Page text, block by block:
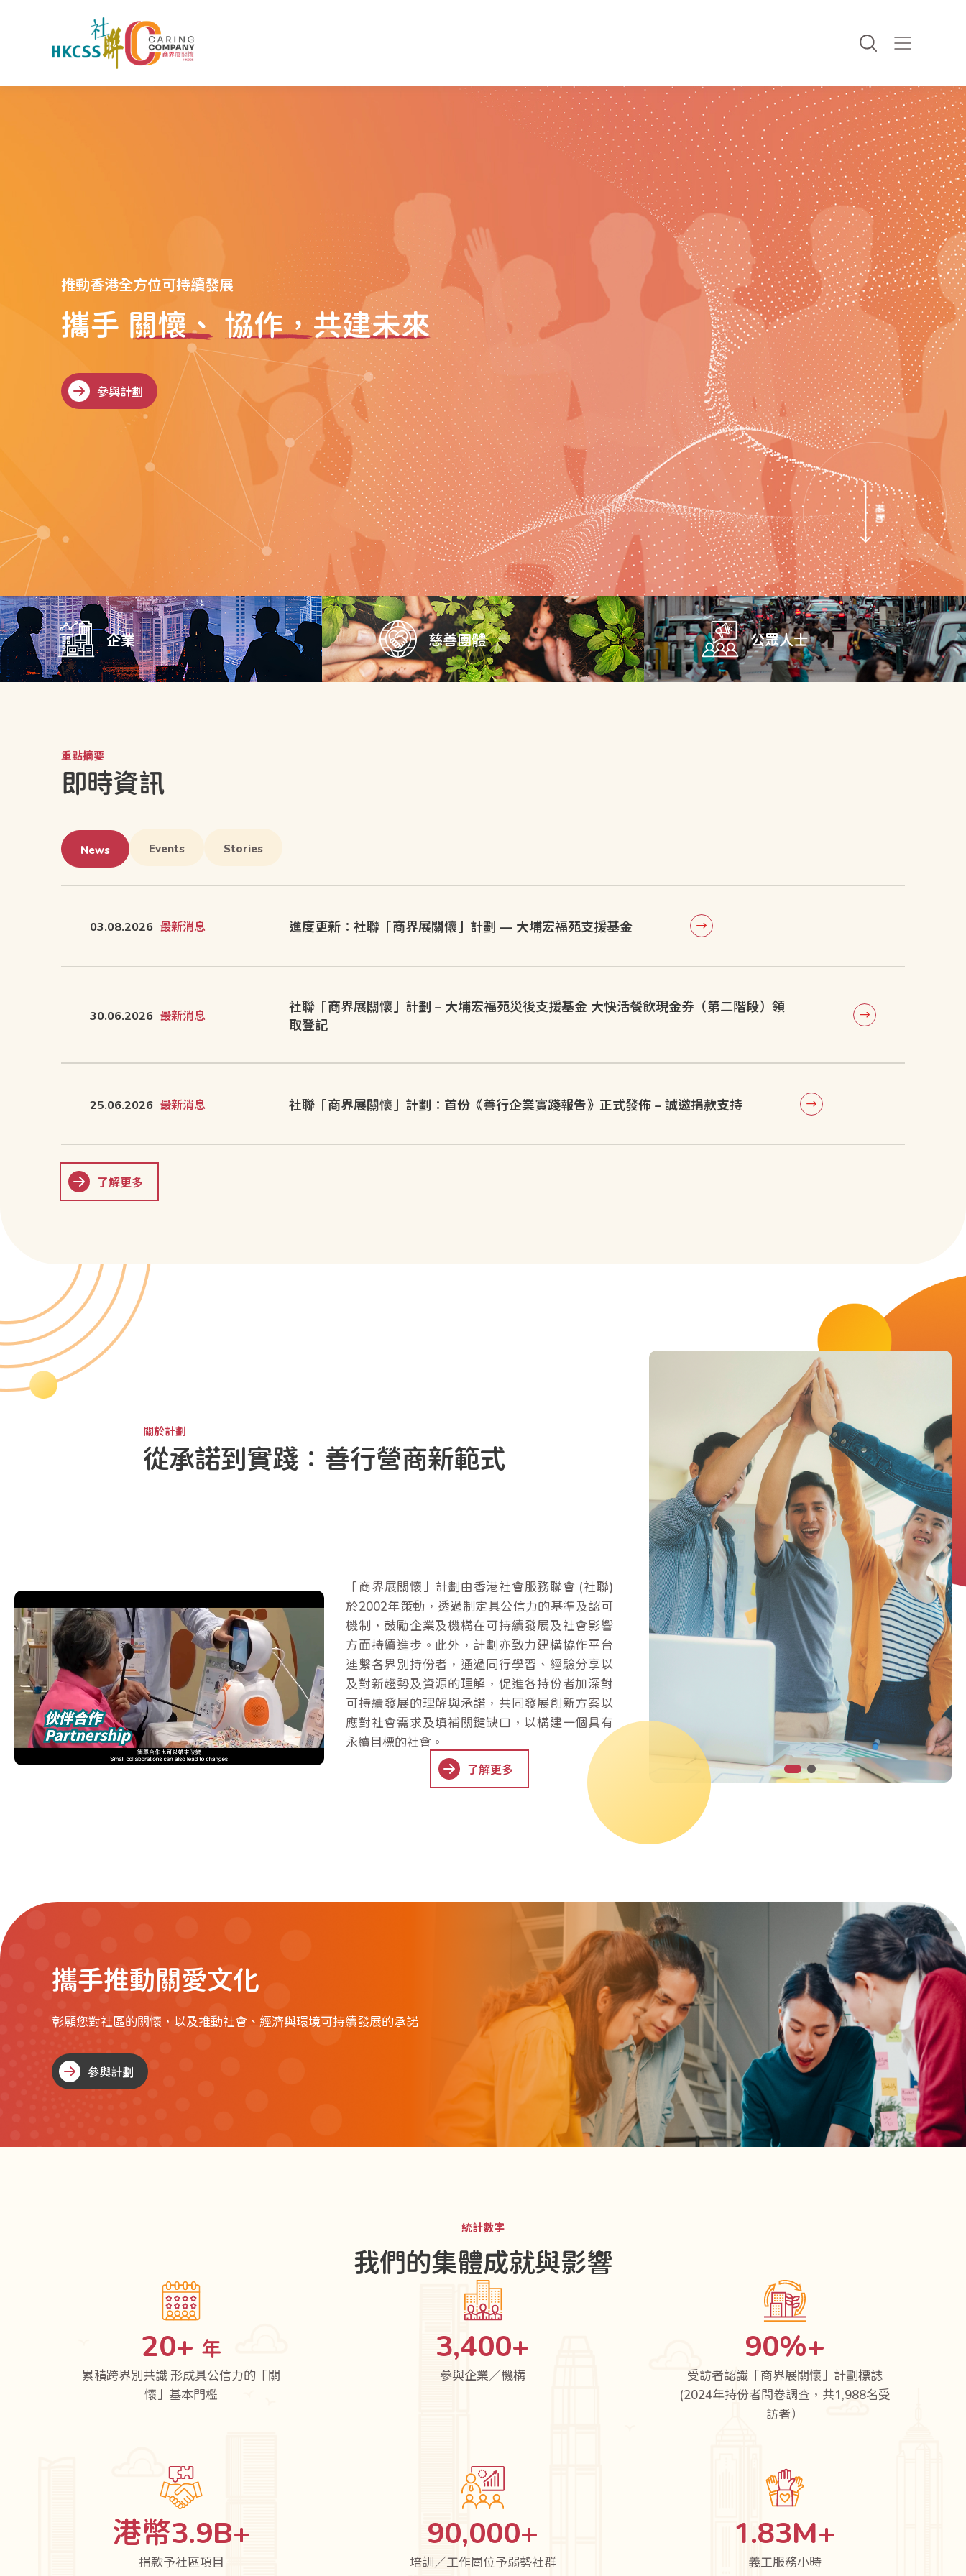
推動香港全方位可持續發展
攜手 關懷、 協作，共建未來
參與計劃
參與計劃
捲動
企業 慈善團體 公眾人士
重點摘要
即時資訊
News Events Stories
03.08.2026 最新消息 進度更新：社聯「商界展關懷」計劃 — 大埔宏福苑支援基金
30.06.2026 最新消息
社聯「商界展關懷」計劃 – 大埔宏福苑災後支援基金 大快活餐飲現金券（第二階段）領
取登記
25.06.2026 最新消息 社聯「商界展關懷」計劃：首份《善行企業實踐報告》正式發佈 – 誠邀捐款支持
了解更多
關於計劃
從承諾到實踐：善行營商新範式
「商界展關懷」計劃由香港社會服務聯會 (社聯)
於2002年策動，透過制定具公信力的基準及認可
機制，鼓勵企業及機構在可持續發展及社會影響
方面持續進步。此外，計劃亦致力建構協作平台
連繫各界別持份者，通過同行學習、經驗分享以
及對新趨勢及資源的理解，促進各持份者加深對
可持續發展的理解與承諾，共同發展創新方案以
應對社會需求及填補關鍵缺口，以構建一個具有
永續目標的社會。
了解更多
攜手推動關愛文化
彰顯您對社區的關懷，以及推動社會、經濟與環境可持續發展的承諾
參與計劃
統計數字
我們的集體成就與影響
20+ 年
累積跨界別共識 形成具公信力的「關
懷」基本門檻
3,400+
參與企業／機構
90%+
受訪者認識「商界展關懷」計劃標誌
(2024年持份者問卷調查，共1,988名受
訪者）
港幣3.9B+
捐款予社區項目
90,000+
培訓／工作崗位予弱勢社群
1.83M+
義工服務小時